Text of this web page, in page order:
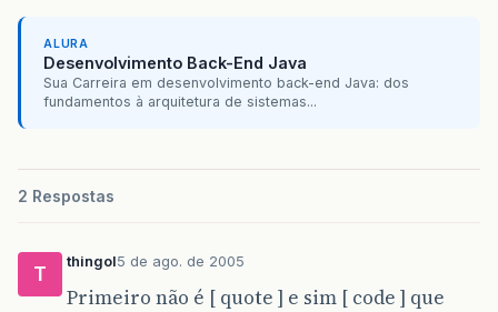
ALURA
Desenvolvimento Back-End Java
Sua Carreira em desenvolvimento back-end Java: dos
fundamentos à arquitetura de sistemas...
2 Respostas
T
thingol5 de ago. de 2005
Primeiro não é [ quote ] e sim [ code ] que